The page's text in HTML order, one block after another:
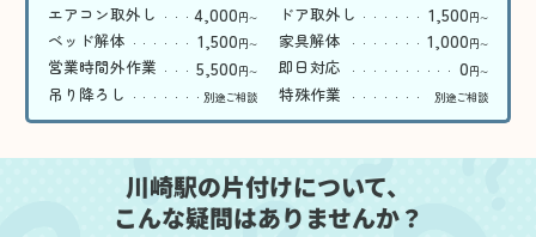
エアコン取外し 4,000円〜 ドア取外し 1,500円〜
ベッド解体 1,500円〜 家具解体 1,000円〜
営業時間外作業 5,500円〜 即日対応 0円〜
吊り降ろし 別途ご相談 特殊作業 別途ご相談
川崎駅の片付けについて、
こんな疑問はありませんか？